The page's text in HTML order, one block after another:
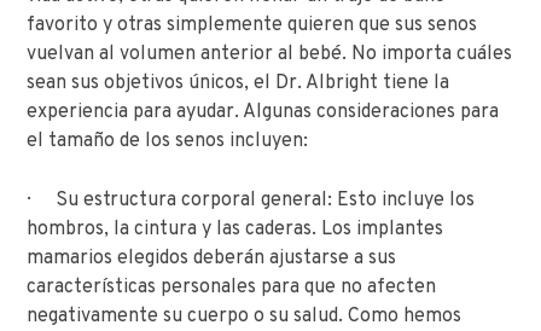
favorito y otras simplemente quieren que sus senos
vuelvan al volumen anterior al bebé. No importa cuáles
sean sus objetivos únicos, el Dr. Albright tiene la
experiencia para ayudar. Algunas consideraciones para
el tamaño de los senos incluyen:
· Su estructura corporal general: Esto incluye los
hombros, la cintura y las caderas. Los implantes
mamarios elegidos deberán ajustarse a sus
características personales para que no afecten
negativamente su cuerpo o su salud. Como hemos